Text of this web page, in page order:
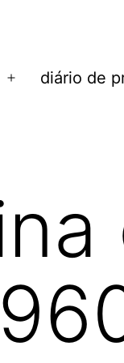
Abrir
diário de